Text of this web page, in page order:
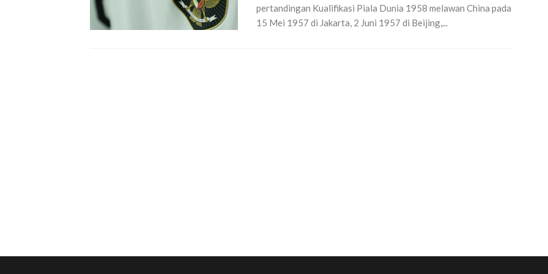
pertandingan Kualifikasi Piala Dunia 1958 melawan China pada
15 Mei 1957 di Jakarta, 2 Juni 1957 di Beijing,...